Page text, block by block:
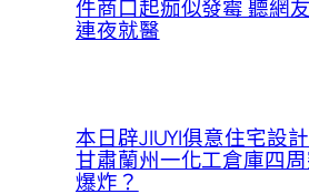
件商口起痂似發霉 聽網
連夜就醫
本日辟JIUYI俱意住宅設計
甘肅蘭州一化工倉庫四
爆炸？